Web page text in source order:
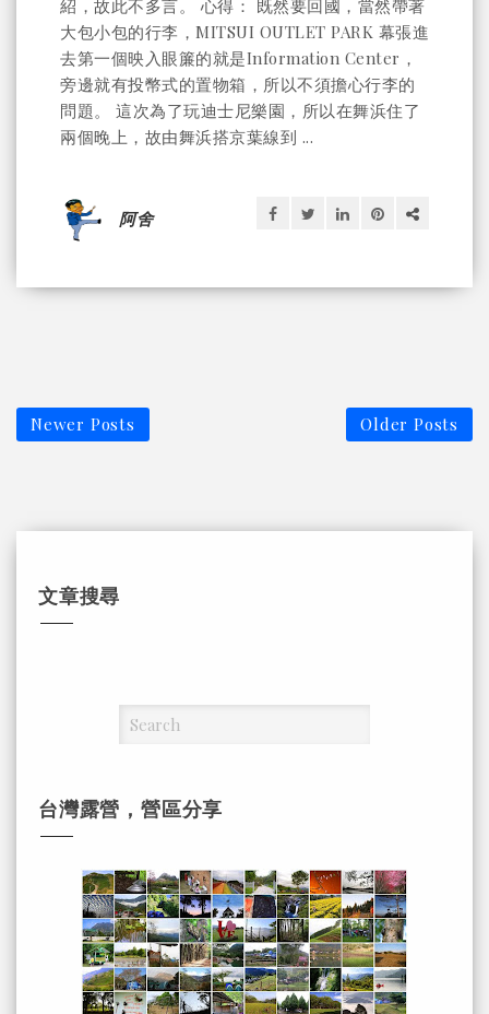
紹，故此不多言。 心得： 既然要回國，當然帶著
大包小包的行李，MITSUI OUTLET PARK 幕張進
去第一個映入眼簾的就是Information Center，
旁邊就有投幣式的置物箱，所以不須擔心行李的
問題。 這次為了玩迪士尼樂園，所以在舞浜住了
兩個晚上，故由舞浜搭京葉線到 ...
阿舍
Newer Posts Older Posts
文章搜尋
台灣露營，營區分享